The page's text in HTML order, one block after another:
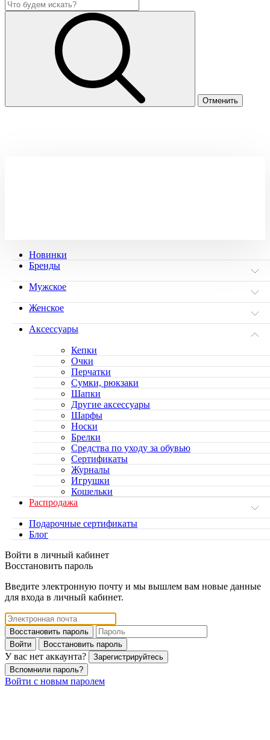
Новинки
Бренды
Мужское
Женское
Аксессуары
Кепки
Очки
Перчатки
Сумки, рюкзаки
Шапки
Другие аксессуары
Шарфы
Носки
Брелки
Средства по уходу за обувью
Сертификаты
Журналы
Игрушки
Кошельки
Распродажа
Подарочные сертификаты
Блог
Войти в личный кабинет
Восстановить пароль
Введите электронную почту и мы вышлем вам новые данные
для входа в личный кабинет.
Восстановить пароль
Войти
Восстановить пароль
У вас нет аккаунта?
Зарегистрируйтесь
Вспомнили пароль?
Войти с новым паролем